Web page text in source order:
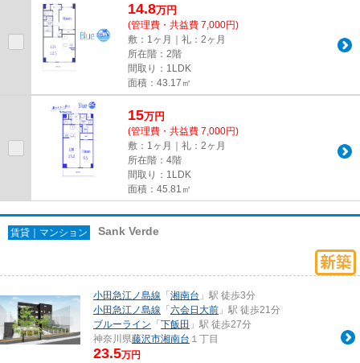
14.8万円
(管理費・共益費 7,000円)
敷：1ヶ月｜礼：2ヶ月
所在階：2階
間取り：1LDK
面積：43.17㎡
15万円
(管理費・共益費 7,000円)
敷：1ヶ月｜礼：2ヶ月
所在階：4階
間取り：1LDK
面積：45.81㎡
賃貸｜マンション Sank Verde
小田急江ノ島線 「 湘南台 」駅 徒歩3分
小田急江ノ島線 「 六会日大前 」駅 徒歩21分
ブルーライン 「 下飯田 」駅 徒歩27分
神奈川県藤沢市湘南台 １丁目
23.5万円